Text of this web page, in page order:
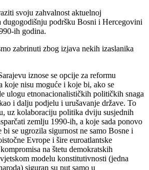
zahvalnost aktuelnoj
podršku Bosni i Hercegovini
ih godina.
zbog izjava nekih izaslanika
iznose se opcije za reformu
koje nisu moguće i koje bi, ako se
ulogu etnonacionalističkih političkih snaga
i dalju podjelu i urušavanje države. To
uz kolaboraciju politika dviju susjednih
zemlju 1990-ih, a koje sada ponovo
se ugrozila sigurnost ne samo Bosne i
Evrope i šire euroatlantske
na štetu demokratskih
modelu konstitutivnosti (jedna
siguran su put samo u